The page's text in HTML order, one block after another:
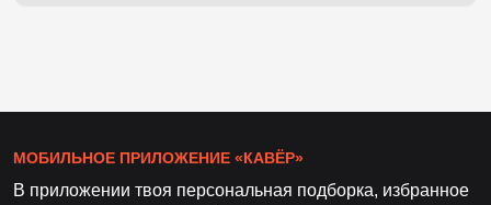
МОБИЛЬНОЕ ПРИЛОЖЕНИЕ «КАВЁР»
В приложении твоя персональная подборка, избранное